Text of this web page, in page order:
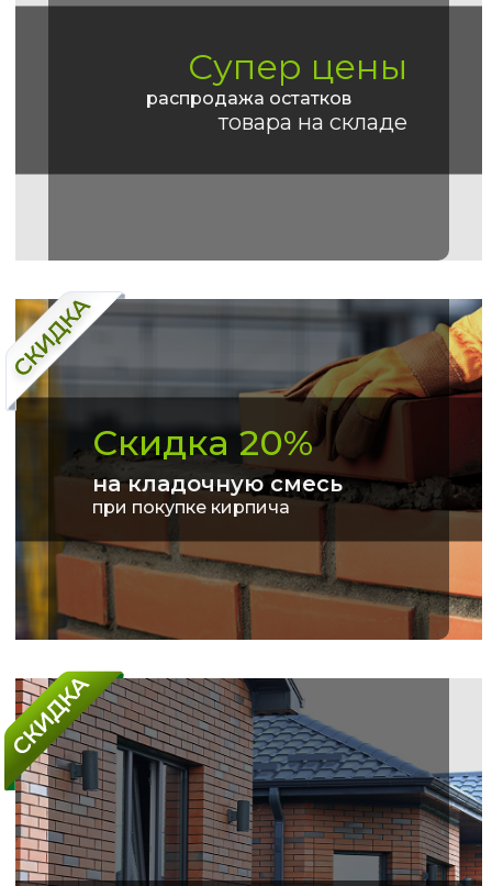
Супер цены
распродажа остатков
товара на складе
Скидка 20%
на кладочную смесь
при покупке кирпича